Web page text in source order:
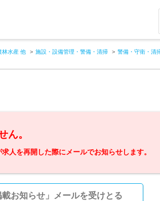
林水産 他 施設・設備管理・警備・清掃 警備・守衛・清
ん。
人を再開した際にメールでお知らせします。
お知らせ」メールを受けとる